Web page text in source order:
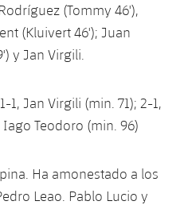
(Tommy 46'),
(Kluivert 46'); Juan
y Jan Virgili.
1, Jan Virgili (min. 71); 2-1,
Teodoro (min. 96)
Ha amonestado a los
Leao. Pablo Lucio y